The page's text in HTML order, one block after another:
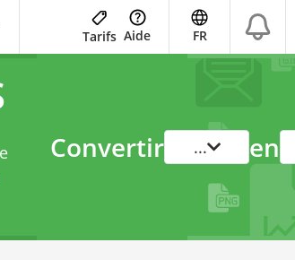
Tarifs Aide FR
Convertir ... en